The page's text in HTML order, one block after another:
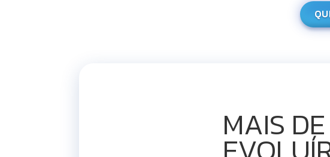
MAIS DE